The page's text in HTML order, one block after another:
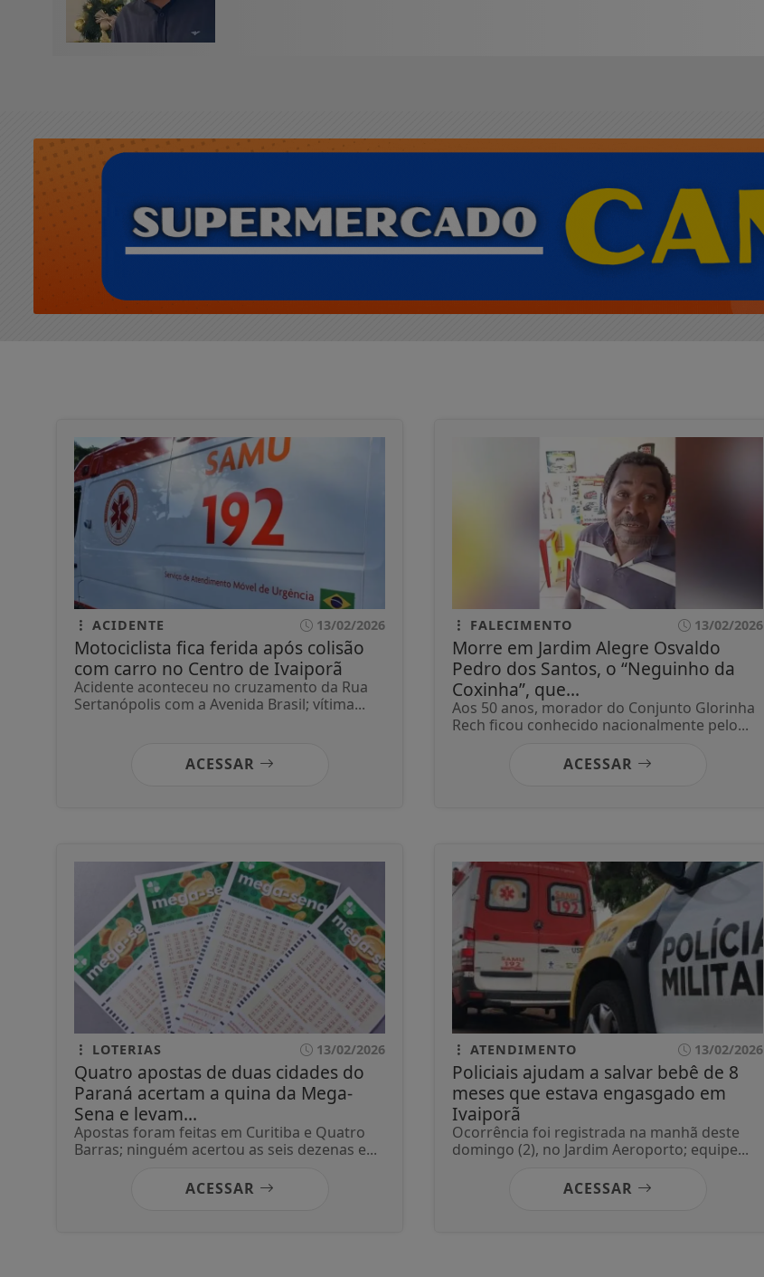
ACIDENTE 13/02/2026
Motociclista fica ferida após colisão
com carro no Centro de Ivaiporã
Acidente aconteceu no cruzamento da Rua
Sertanópolis com a Avenida Brasil; vítima...
ACESSAR
FALECIMENTO 13/02/2026
Morre em Jardim Alegre Osvaldo
Pedro dos Santos, o “Neguinho da
Coxinha”, que...
Aos 50 anos, morador do Conjunto Glorinha
Rech ficou conhecido nacionalmente pelo...
ACESSAR
LOTERIAS 13/02/2026
Quatro apostas de duas cidades do
Paraná acertam a quina da Mega-
Sena e levam...
Apostas foram feitas em Curitiba e Quatro
Barras; ninguém acertou as seis dezenas e...
ACESSAR
ATENDIMENTO 13/02/2026
Policiais ajudam a salvar bebê de 8
meses que estava engasgado em
Ivaiporã
Ocorrência foi registrada na manhã deste
domingo (2), no Jardim Aeroporto; equipe...
ACESSAR